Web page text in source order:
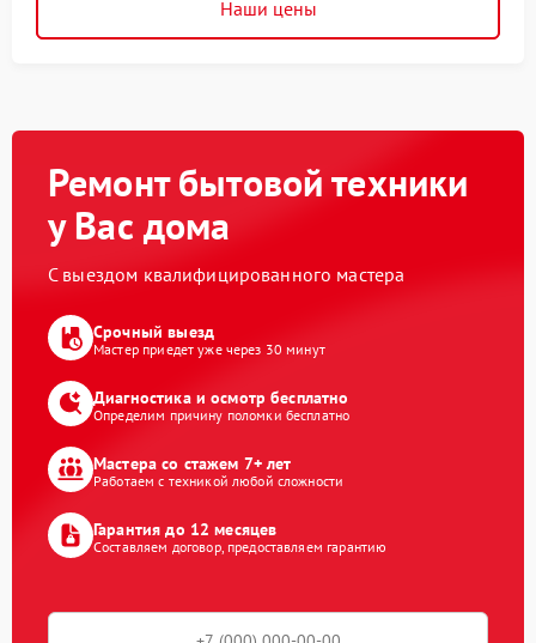
Наши цены
Ремонт бытовой техники
у Вас дома
С выездом квалифицированного мастера
Срочный выезд
Мастер приедет уже через 30 минут
Диагностика и осмотр бесплатно
Определим причину поломки бесплатно
Мастера со стажем 7+ лет
Работаем с техникой любой сложности
Гарантия до 12 месяцев
Составляем договор, предоставляем гарантию